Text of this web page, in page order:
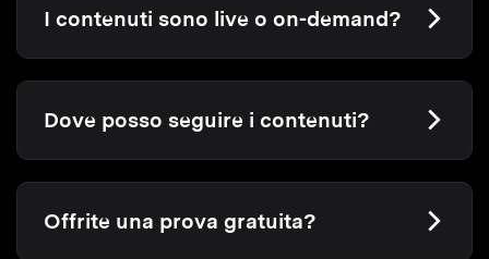
I contenuti sono live o on-demand?
Dove posso seguire i contenuti?
Offrite una prova gratuita?